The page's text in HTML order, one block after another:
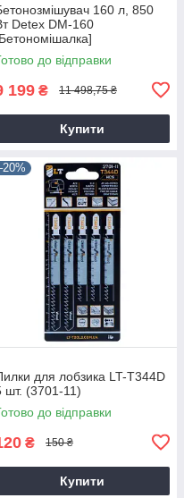
160 л, 850
Detex DM-160
до відправки
199 ₴ 11 498,75 ₴
Купити
для лобзика LT-T344D
шт. (3701-11)
до відправки
₴ 150 ₴
Купити